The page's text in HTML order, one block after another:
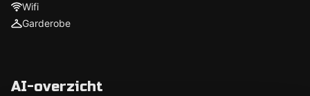
Wifi
Garderobe
AI-overzicht